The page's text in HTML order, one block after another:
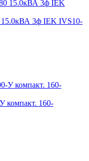
15.0кВА 3ф IEK IVS10-
компакт. 160-